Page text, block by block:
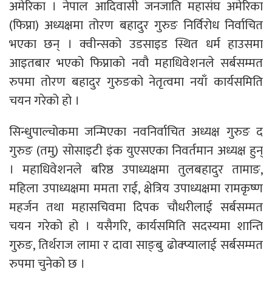
अमेरिका । नेपाल आदिवासी जनजाति महासंघ अमेरिका
(फिप्ना) अध्यक्षमा तोरण बहादुर गुरुङ निर्विरोध निर्वाचित
भएका छन् । क्वीन्सको उडसाइड स्थित धर्म हाउसमा
आइतबार भएको फिप्नाको नवौ महाधिवेशनले सर्बसम्मत
रुपमा तोरण बहादुर गुरुङको नेतृत्वमा नयाँ कार्यसमिति
चयन गरेको हो ।
सिन्धुपाल्चोकमा जन्मिएका नवनिर्वाचित अध्यक्ष गुरुङ द
गुरुङ (तमु) सोसाइटी इंक युएसएका निवर्तमान अध्यक्ष हुन्
। महाधिवेशनले बरिष्ठ उपाध्यक्षमा तुलबहादुर तामाङ,
महिला उपाध्यक्षमा ममता राई, क्षेत्रिय उपाध्यक्षमा रामकृष्ण
महर्जन तथा महासचिवमा दिपक चौधरीलाई सर्बसम्मत
चयन गरेको हो । यसैगरि, कार्यसमिति सदस्यमा शान्ति
गुरुङ, तिर्थराज लामा र दावा साङ्बु ढोक्प्यालाई सर्बसम्मत
रुपमा चुनेको छ ।